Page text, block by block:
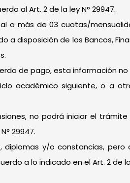
al Art. 2 de la ley N° 29947.
o más de 03 cuotas/
a disposición de los Bancos,
de pago, esta información
académico siguiente, o a
no podrá iniciar el
29947.
diplomas y/o constancias,
a lo indicado en el Art. 2 de la